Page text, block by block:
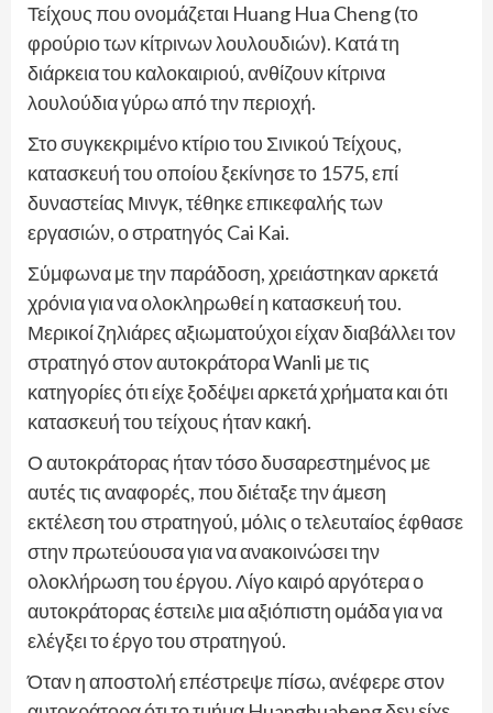
Τείχους που ονομάζεται Huang Hua Cheng (το
φρούριο των κίτρινων λουλουδιών). Κατά τη
διάρκεια του καλοκαιριού, ανθίζουν κίτρινα
λουλούδια γύρω από την περιοχή.
Στο συγκεκριμένο κτίριο του Σινικού Τείχους,
κατασκευή του οποίου ξεκίνησε το 1575, επί
δυναστείας Μινγκ, τέθηκε επικεφαλής των
εργασιών, ο στρατηγός Cai Kai.
Σύμφωνα με την παράδοση, χρειάστηκαν αρκετά
χρόνια για να ολοκληρωθεί η κατασκευή του.
Μερικοί ζηλιάρες αξιωματούχοι είχαν διαβάλλει τον
στρατηγό στον αυτοκράτορα Wanli με τις
κατηγορίες ότι είχε ξοδέψει αρκετά χρήματα και ότι
κατασκευή του τείχους ήταν κακή.
Ο αυτοκράτορας ήταν τόσο δυσαρεστημένος με
αυτές τις αναφορές, που διέταξε την άμεση
εκτέλεση του στρατηγού, μόλις ο τελευταίος έφθασε
στην πρωτεύουσα για να ανακοινώσει την
ολοκλήρωση του έργου. Λίγο καιρό αργότερα ο
αυτοκράτορας έστειλε μια αξιόπιστη ομάδα για να
ελέγξει το έργο του στρατηγού.
Όταν η αποστολή επέστρεψε πίσω, ανέφερε στον